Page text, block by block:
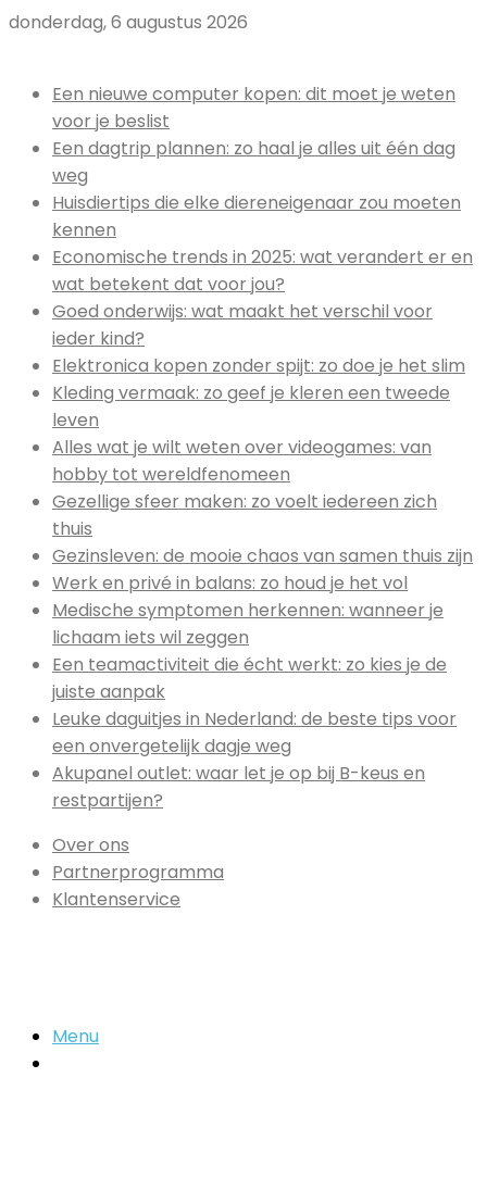
donderdag, 6 augustus 2026
Een nieuwe computer kopen: dit moet je weten
voor je beslist
Een dagtrip plannen: zo haal je alles uit één dag
weg
Huisdiertips die elke diereneigenaar zou moeten
kennen
Economische trends in 2025: wat verandert er en
wat betekent dat voor jou?
Goed onderwijs: wat maakt het verschil voor
ieder kind?
Elektronica kopen zonder spijt: zo doe je het slim
Kleding vermaak: zo geef je kleren een tweede
leven
Alles wat je wilt weten over videogames: van
hobby tot wereldfenomeen
Gezellige sfeer maken: zo voelt iedereen zich
thuis
Gezinsleven: de mooie chaos van samen thuis zijn
Werk en privé in balans: zo houd je het vol
Medische symptomen herkennen: wanneer je
lichaam iets wil zeggen
Een teamactiviteit die écht werkt: zo kies je de
juiste aanpak
Leuke daguitjes in Nederland: de beste tips voor
een onvergetelijk dagje weg
Akupanel outlet: waar let je op bij B-keus en
restpartijen?
Over ons
Partnerprogramma
Klantenservice
Menu